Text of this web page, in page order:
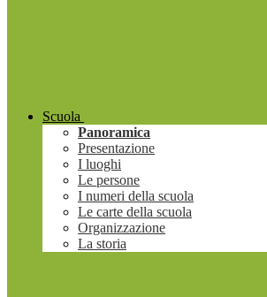
Scuola
Panoramica
Presentazione
I luoghi
Le persone
I numeri della scuola
Le carte della scuola
Organizzazione
La storia